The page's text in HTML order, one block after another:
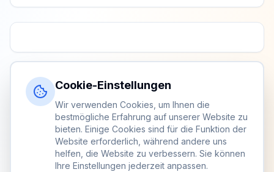
Cookie-Einstellungen
Wir verwenden Cookies, um Ihnen die
bestmögliche Erfahrung auf unserer Website zu
bieten. Einige Cookies sind für die Funktion der
Website erforderlich, während andere uns
helfen, die Website zu verbessern. Sie können
Ihre Einstellungen jederzeit anpassen.